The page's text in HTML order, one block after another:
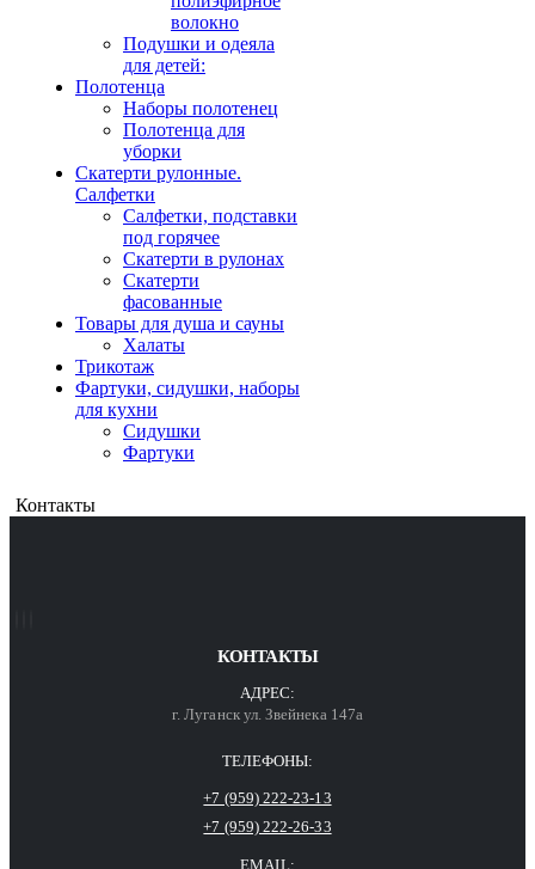
волокно
Подушки и одеяла
для детей:
Полотенца
Наборы полотенец
Полотенца для
уборки
Скатерти рулонные.
Салфетки
Салфетки, подставки
под горячее
Скатерти в рулонах
Скатерти
фасованные
Товары для душа и сауны
Халаты
Трикотаж
Фартуки, сидушки, наборы
для кухни
Сидушки
Фартуки
Контакты
КОНТАКТЫ
АДРЕС:
г. Луганск ул. Звейнека 147а
ТЕЛЕФОНЫ:
+7 (959) 222-23-13
+7 (959) 222-26-33
EMAIL: